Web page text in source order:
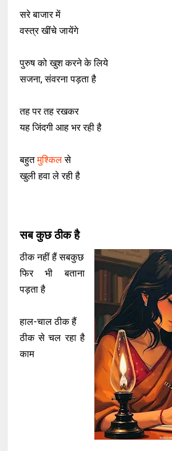
सरे बाजार में
वस्त्र खींचे जायेंगे
पुरुष को खुश करने के लिये
सजना, संवरना पड़ता है
तह पर तह रखकर
यह जिंदगी आह भर रही है
बहुतमुश्किलसे
खुली हवा ले रही है
सब कुछ ठीक है
ठीक नहीं हैं सबकुछ
फिर भी बताना
पड़ता है
हाल-चाल ठीक हैं
ठीक से चल रहा है
काम